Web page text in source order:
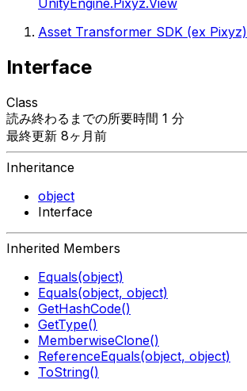
UnityEngine.Pixyz.View
Asset Transformer SDK (ex Pixyz)
Interface
Class
読み終わるまでの所要時間 1 分
最終更新 8ヶ月前
Inheritance
object
Interface
Inherited Members
Equals(object)
Equals(object, object)
GetHashCode()
GetType()
MemberwiseClone()
ReferenceEquals(object, object)
ToString()